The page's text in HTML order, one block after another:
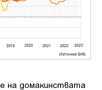
на домакинствата